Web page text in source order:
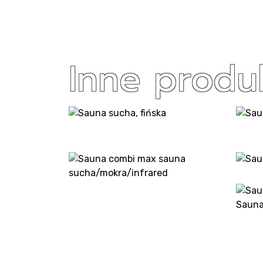
Inne